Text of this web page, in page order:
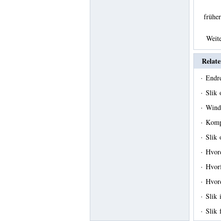
·
· Slik
·
·
· Slik
·
·
·
· Slik
· Slik